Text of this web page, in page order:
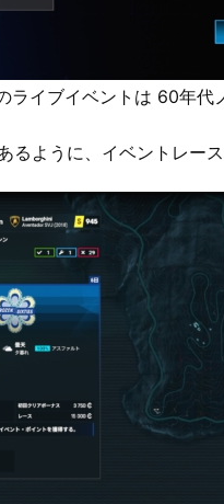
ライブイベントは 60年代
るように、イベントレー